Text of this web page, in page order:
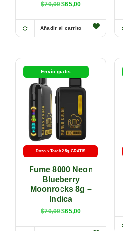
$70,00 $65,00
Añadir al carrito
Envío gratis
Dozo x Torch 2.5g GRATIS
Fume 8000 Neon
Blueberry
Moonrocks 8g –
Indica
$70,00 $65,00